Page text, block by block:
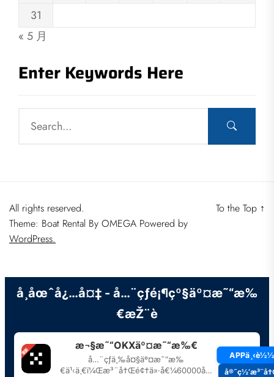
31
« 5 月
Enter Keywords Here
All rights reserved.
Theme: Boat Rental By OMEGA Powered by
WordPress.
To the Top ↑